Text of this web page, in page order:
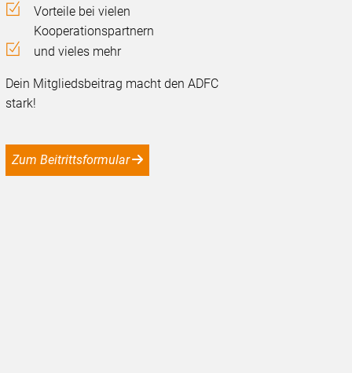
Vorteile bei vielen
Kooperationspartnern
und vieles mehr
Dein Mitgliedsbeitrag macht den ADFC
stark!
Zum Beitrittsformular